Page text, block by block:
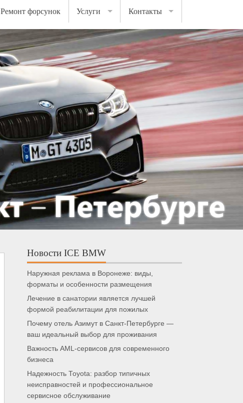
Ремонт форсунок Услуги Контакты
Новости ICE BMW
Наружная реклама в Воронеже: виды,
форматы и особенности размещения
Лечение в санатории является лучшей
формой реабилитации для пожилых
Почему отель Азимут в Санкт-Петербурге —
ваш идеальный выбор для проживания
Важность AML-сервисов для современного
бизнеса
Надежность Toyota: разбор типичных
неисправностей и профессиональное
сервисное обслуживание